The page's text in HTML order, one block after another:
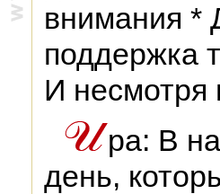
внимания *
поддержка
И
ра: В
день,